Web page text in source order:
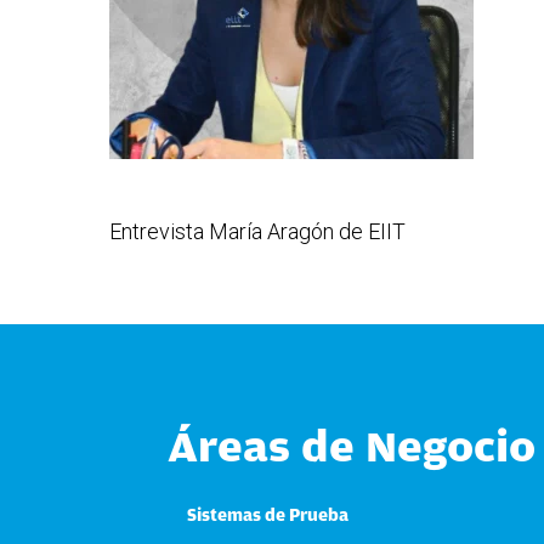
Entrevista María Aragón de EIIT
Áreas de Negocio
Sistemas de Prueba